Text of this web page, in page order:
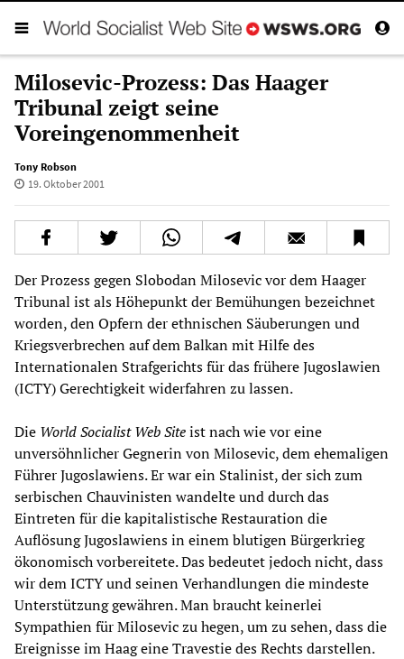
Milosevic-Prozess: Das Haager
Tribunal zeigt seine
Voreingenommenheit
Tony Robson
19. Oktober 2001
Der Prozess gegen Slobodan Milosevic vor dem Haager
Tribunal ist als Höhepunkt der Bemühungen bezeichnet
worden, den Opfern der ethnischen Säuberungen und
Kriegsverbrechen auf dem Balkan mit Hilfe des
Internationalen Strafgerichts für das frühere Jugoslawien
(ICTY) Gerechtigkeit widerfahren zu lassen.
Die World Socialist Web Siteist nach wie vor eine
unversöhnlicher Gegnerin von Milosevic, dem ehemaligen
Führer Jugoslawiens. Er war ein Stalinist, der sich zum
serbischen Chauvinisten wandelte und durch das
Eintreten für die kapitalistische Restauration die
Auflösung Jugoslawiens in einem blutigen Bürgerkrieg
ökonomisch vorbereitete. Das bedeutet jedoch nicht, dass
wir dem ICTY und seinen Verhandlungen die mindeste
Unterstützung gewähren. Man braucht keinerlei
Sympathien für Milosevic zu hegen, um zu sehen, dass die
Ereignisse im Haag eine Travestie des Rechts darstellen.